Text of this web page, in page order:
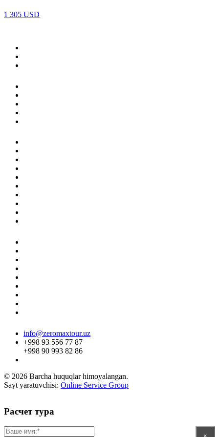
1 305 USD
info@zeromaxtour.uz
+998 93 556 77 87
+998 90 993 82 86
© 2026 Barcha huquqlar himoyalangan.
Sayt yaratuvchisi: Online Service Group
Расчет тура